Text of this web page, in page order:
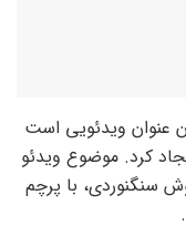
عنوان ویدئویی است
کرد. موضوع ویدئو
سنگنوردی، با پرچم